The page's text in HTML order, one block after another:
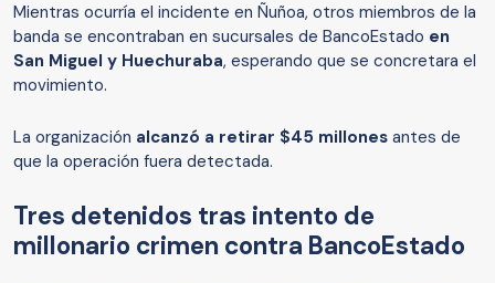
Mientras ocurría el incidente en Ñuñoa, otros miembros de la
banda se encontraban en sucursales de BancoEstado en
San Miguel y Huechuraba, esperando que se concretara el
movimiento.
La organización alcanzó a retirar $45 millones antes de
que la operación fuera detectada.
Tres detenidos tras intento de
millonario crimen contra BancoEstado